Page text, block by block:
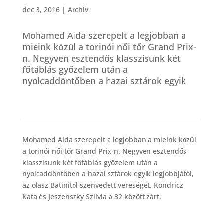
dec 3, 2016| Archív
Mohamed Aida szerepelt a legjobban a
mieink közül a torinói női tőr Grand Prix-
n. Negyven esztendős klasszisunk két
főtáblás győzelem után a
nyolcaddöntőben a hazai sztárok egyik
Mohamed Aida szerepelt a legjobban a mieink közül
a torinói női tőr Grand Prix-n. Negyven esztendős
klasszisunk két főtáblás győzelem után a
nyolcaddöntőben a hazai sztárok egyik legjobbjától,
az olasz Batinitől szenvedett vereséget. Kondricz
Kata és Jeszenszky Szilvia a 32 között zárt.